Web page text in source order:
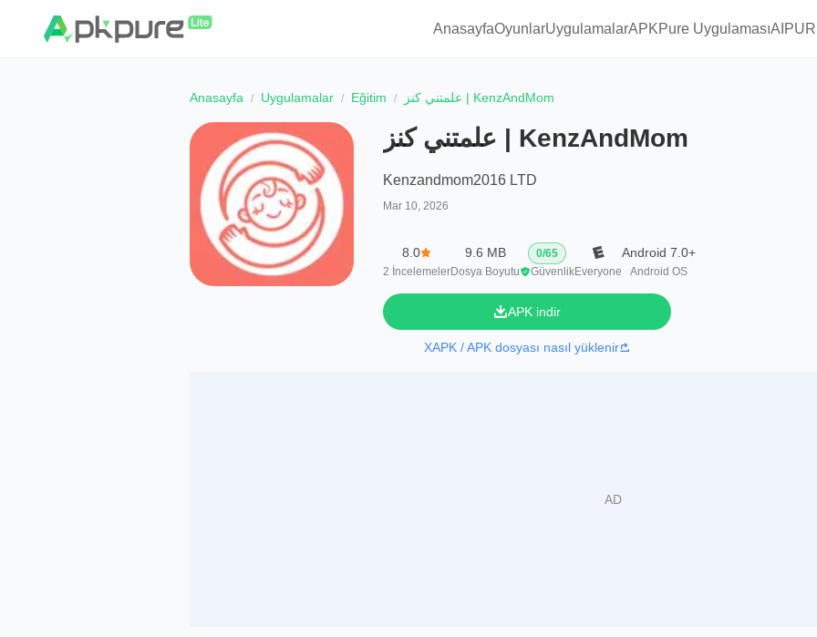
AnasayfaOyunlarUygulamalarAPKPure Uygulaması
Anasayfa Uygulamalar Eğitim علمتني كنز | KenzAndMom
علمتني كنز | KenzAndMom
Kenzandmom2016 LTD
Mar 10, 2026
8.0
2 İncelemeler
9.6 MB
Dosya Boyutu
0/65
GüvenlikEveryone
Android 7.0+
Android OS
APK indir
XAPK / APK dosyası nasıl yüklenir